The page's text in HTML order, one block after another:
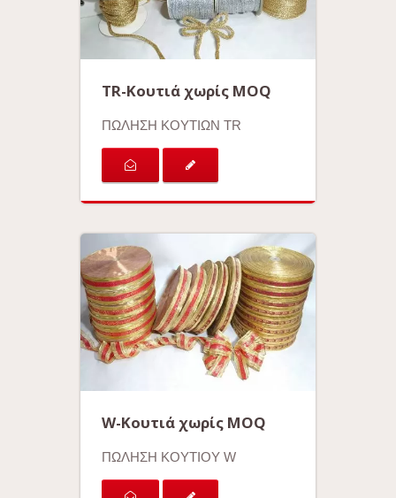
TR-Κουτιά χωρίς MOQ
ΠΩΛΗΣΗ ΚΟΥΤΙΩΝ TR
W-Κουτιά χωρίς MOQ
ΠΩΛΗΣΗ ΚΟΥΤΙΟΥ W